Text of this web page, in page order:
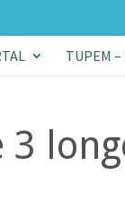
TUPEM
3